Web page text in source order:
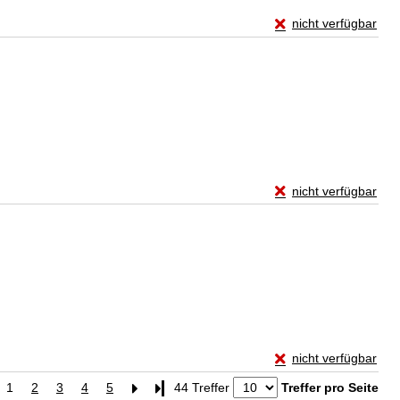
nicht verfügbar
Exemplar-Details
nicht verfügbar
Exemplar-Details
nicht verfügbar
Exemplar-Details
Zum Download von
1 2 3 4 5 Letzte Seite
44 Treffer Treffer pro Seite